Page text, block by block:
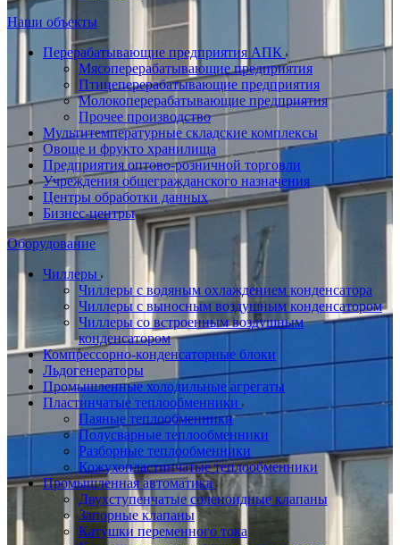
Наши объекты
Перерабатывающие предприятия АПК
Мясоперерабатывающие предприятия
Птицеперерабатывающие предприятия
Молокоперерабатывающие предприятия
Прочее производство
Мультитемпературные складские комплексы
Овоще и фрукто хранилища
Предприятия оптово-розничной торговли
Учреждения общегражданского назначения
Центры обработки данных
Бизнес-центры
Оборудование
Чиллеры
Чиллеры с водяным охлаждением конденсатора
Чиллеры с выносным воздушным конденсатором
Чиллеры со встроенным воздушным
конденсатором
Компрессорно-конденсаторные блоки
Льдогенераторы
Промышленные холодильные агрегаты
Пластинчатые теплообменники
Паяные теплообменники
Полусварные теплообменники
Разборные теплообменники
Кожухопластинчатые теплообменники
Промышленная автоматика
Двухступенчатые соленоидные клапаны
Запорные клапаны
Катушки переменного тока